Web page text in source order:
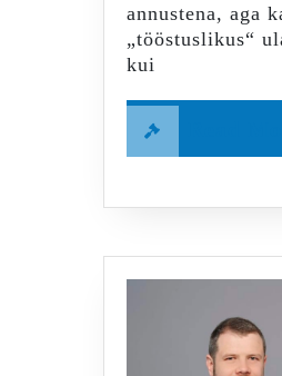
annustena, aga
„tööstuslikus“
kui